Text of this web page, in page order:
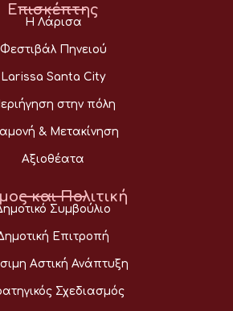
Επισκέπτης
Η Λάρισα
Φεστιβάλ Πηνειού
Larissa Santa City
στην πόλη
& Μετακίνηση
Αξιοθέατα
και Πολιτική
Συμβούλιο
Επιτροπή
Αστική Ανάπτυξη
Σχεδιασμός